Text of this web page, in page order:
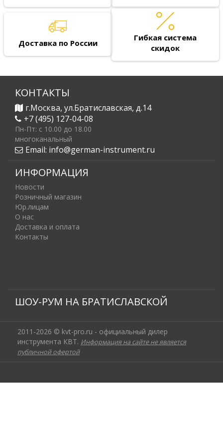
Доставка по России
Гибкая система
скидок
КОНТАКТЫ
г.Москва, ул.Братиславская, д.14
+7 (495) 127-04-08
Пн-Пт: c 10.00 до 18.00
многоканальный
Email: info@german-instrument.ru
ИНФОРМАЦИЯ
Новости
Розничный магазин
Юр.лицам
О нас
Доставка и оплата
Контакты
ШОУ-РУМ НА БРАТИСЛАВСКОЙ
2011-2026 © kvt-pro.ru - официальный дилер
инструмента КВТ. Информация на сайте не является
публичной офертой